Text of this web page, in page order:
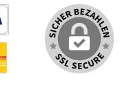
Deutsche Post